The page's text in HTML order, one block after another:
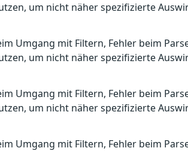
um nicht näher spezifizierte
Umgang mit Filtern, Fehler beim
um nicht näher spezifizierte
Umgang mit Filtern, Fehler beim
um nicht näher spezifizierte
Umgang mit Filtern, Fehler beim